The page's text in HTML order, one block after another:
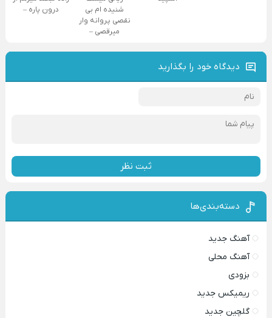
شنیده ام بی
نقصی پروانه وار
میرقصی –
درون پاره –
دیدگاه خود را بگذارید
ثبت نظر
دسته‌بندی‌ها
آهنگ جدید
آهنگ محلی
بزودی
ریمیکس جدید
گلچین جدید